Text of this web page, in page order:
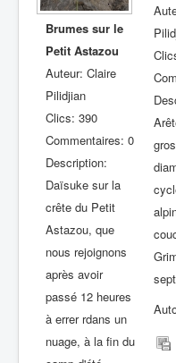
Brumes sur le
Petit Astazou
Auteur: Claire
Pilidjian
Clics: 390
Commentaires: 0
Description:
Daïsuke sur la
crête du Petit
Astazou, que
nous rejoignons
après avoir
passé 12 heures
à errer rdans un
nuage, à la fin du